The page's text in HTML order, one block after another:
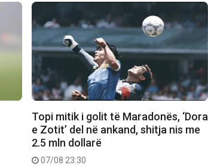
Topi mitik i golit të Maradonës, ‘Dora
e Zotit’ del në ankand, shitja nis me
2.5 mln dollarë
07/08 23:30